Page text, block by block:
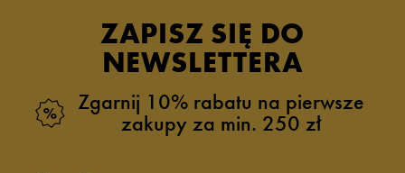
ZAPISZ SIĘ DO
NEWSLETTERA
Zgarnij 10% rabatu na pierwsze
zakupy za min. 250 zł